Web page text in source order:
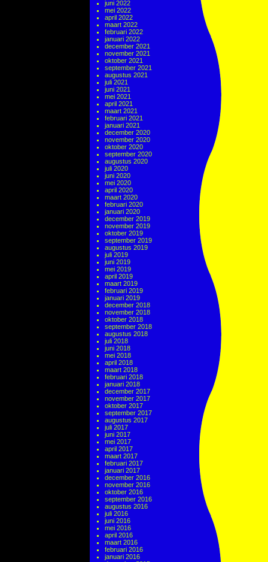
juni 2022
mei 2022
april 2022
maart 2022
februari 2022
januari 2022
december 2021
november 2021
oktober 2021
september 2021
augustus 2021
juli 2021
juni 2021
mei 2021
april 2021
maart 2021
februari 2021
januari 2021
december 2020
november 2020
oktober 2020
september 2020
augustus 2020
juli 2020
juni 2020
mei 2020
april 2020
maart 2020
februari 2020
januari 2020
december 2019
november 2019
oktober 2019
september 2019
augustus 2019
juli 2019
juni 2019
mei 2019
april 2019
maart 2019
februari 2019
januari 2019
december 2018
november 2018
oktober 2018
september 2018
augustus 2018
juli 2018
juni 2018
mei 2018
april 2018
maart 2018
februari 2018
januari 2018
december 2017
november 2017
oktober 2017
september 2017
augustus 2017
juli 2017
juni 2017
mei 2017
april 2017
maart 2017
februari 2017
januari 2017
december 2016
november 2016
oktober 2016
september 2016
augustus 2016
juli 2016
juni 2016
mei 2016
april 2016
maart 2016
februari 2016
januari 2016